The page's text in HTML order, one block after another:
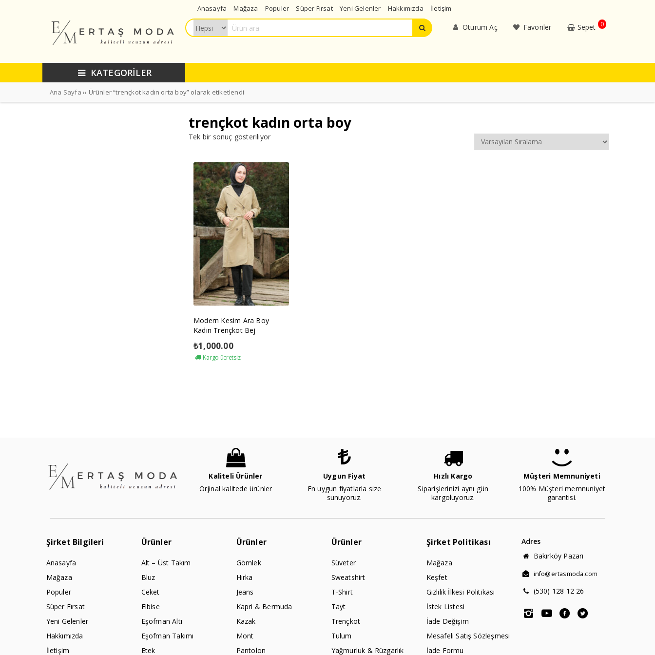
Anasayfa Mağaza Populer Süper Fırsat Yeni Gelenler Hakkımızda İletişim
Oturum Aç Favoriler Sepet 0
KATEGORİLER
Ana Sayfa ›› Ürünler “trençkot kadın orta boy” olarak etiketlendi
trençkot kadın orta boy
Tek bir sonuç gösteriliyor
Modern Kesim Ara Boy
Kadın Trençkot Bej
₺1,000.00
Kargo ücretsiz
Kaliteli Ürünler
Orjinal kalitede ürünler
Uygun Fiyat
En uygun fiyatlarla size
sunuyoruz.
Hızlı Kargo
Siparişlerinizi aynı gün
kargoluyoruz.
Müşteri Memnuniyeti
100% Müşteri memnuniyet
garantisi.
Şirket Bilgileri
Anasayfa
Mağaza
Populer
Süper Fırsat
Yeni Gelenler
Hakkımızda
İletişim
Ürünler
Alt – Üst Takım
Bluz
Ceket
Elbise
Eşofman Altı
Eşofman Takımı
Etek
Ürünler
Gömlek
Hırka
Jeans
Kapri & Bermuda
Kazak
Mont
Pantolon
Ürünler
Süveter
Sweatshirt
T-Shirt
Tayt
Trençkot
Tulum
Yağmurluk & Rüzgarlık
Şirket Politikası
Mağaza
Keşfet
Gizlilik İlkesi Politikası
İstek Listesi
İade Değişim
Mesafeli Satış Sözleşmesi
İade Formu
Adres
Bakırköy Pazarı
info@ertasmoda.com
(530) 128 12 26